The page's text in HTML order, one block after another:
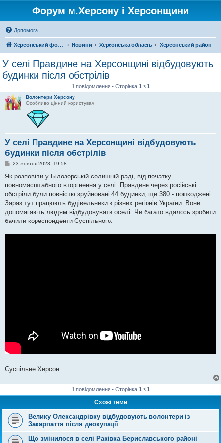
Форум м.Херсону і Херсонщини
Допомога
Херсонський форум Новини Херсонська область Херсонський район
У селі Правдине на Херсонщині відбудовують
будинки після обстрілів
1 повідомлення • Сторінка 1 з 1
Волонтери Херсону
Особливо цінний користувач
У селі Правдине на Херсонщині відбудовують
будинки після обстрілів
П
в
д
о
л
е
н
23 жовтня 2023, 19:58
Як розповіли у Білозерській селищній раді, від початку
повномасштабного вторгнення у селі. Правдине через російські
обстріли були повністю зруйновані 44 будинки, ще 380 - пошкоджені.
Зараз тут працюють будівельники з різних регіонів України. Вони
допомагають людям відбудовувати оселі. Чи багато вдалось зробити
бачили кореспонденти Суспільного.
Суспільне Херсон
1 повідомлення • Сторінка 1 з 1
Схожі теми
Велику Олександрівку відбудовують волонтери із
Закарпаття після деокупації
Що змінилося в селі Раківка Бериславського районі